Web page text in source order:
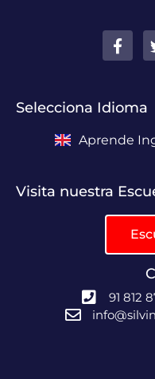
Selecciona Idioma
Aprende
Visita nuestra
91 812